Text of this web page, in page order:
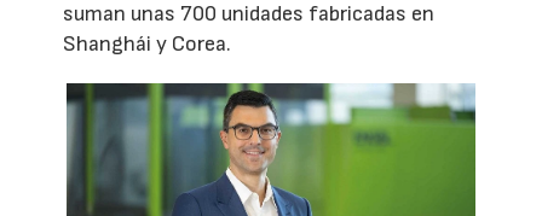
suman unas 700 unidades fabricadas en
Shanghái y Corea.